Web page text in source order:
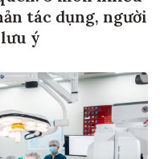
tác dụng, người
ý